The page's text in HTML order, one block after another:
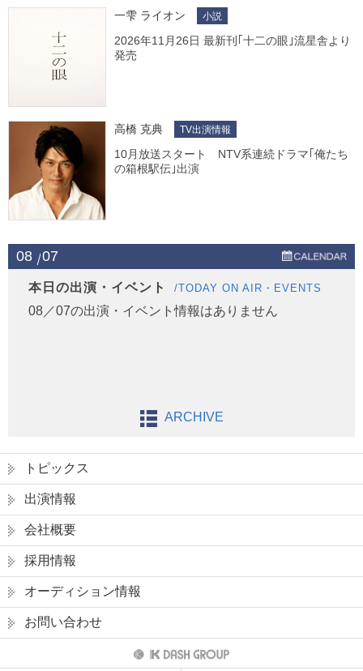
一雫 ライオン 小説
2026年11月26日 最新刊｢十二の眼｣流星舎より
発売
高橋 克典 TV出演情報
10月放送スタート NTV系連続ドラマ｢俺たち
の箱根駅伝｣出演
08 07
本日の出演・イベント /TODAY ON AIR・EVENTS
08／07の出演・イベント情報はありません
ARCHIVE
トピックス
出演情報
会社概要
採用情報
オーディション情報
お問い合わせ